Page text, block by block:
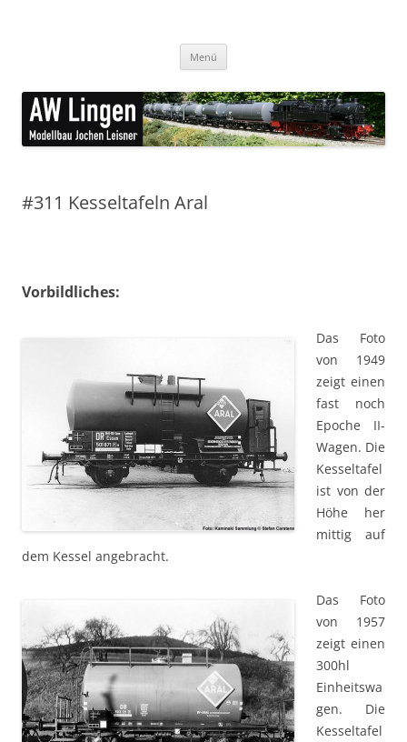
Menü
#311 Kesseltafeln Aral
Vorbildliches:
Das Foto
von 1949
zeigt einen
fast noch
Epoche II-
Wagen. Die
Kesseltafel
ist von der
Höhe her
mittig auf
dem Kessel angebracht.
Das Foto
von 1957
zeigt einen
300hl
Einheitswa
gen. Die
Kesseltafel